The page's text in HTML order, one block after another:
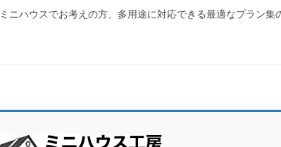
ミニハウスでお考えの方、多用途に対応できる最適なプラン集